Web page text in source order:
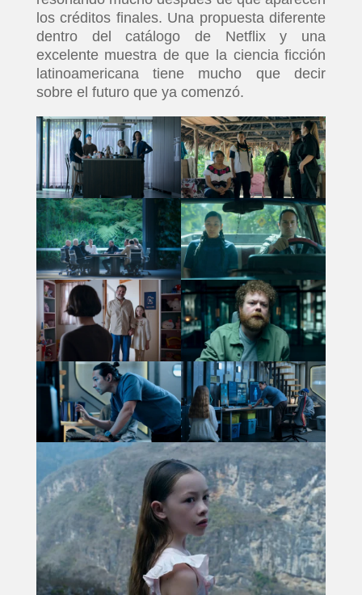
SERIES
TECNOVITOS
T-
PLUS
EVENTOS
los créditos finales. Una propuesta diferente
dentro del catálogo de Netflix y una
excelente muestra de que la ciencia ficción
latinoamericana tiene mucho que decir
sobre el futuro que ya comenzó.